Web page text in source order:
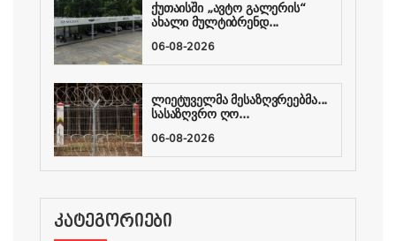
ქუთაისში „ავტო გალერის“
ახალი მულტიბრენდ...
06-08-2026
ლიეტუველმა მესაზღვრეებმა...
სასაზღვრო ღო...
06-08-2026
ᲙᲐᲢᲔᲒᲝᲠᲘᲔᲑᲘ